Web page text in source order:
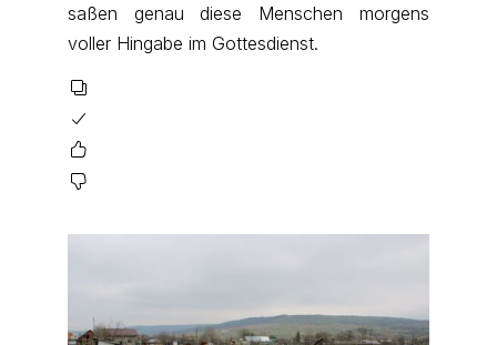
saßen genau diese Menschen morgens
voller Hingabe im Gottesdienst.